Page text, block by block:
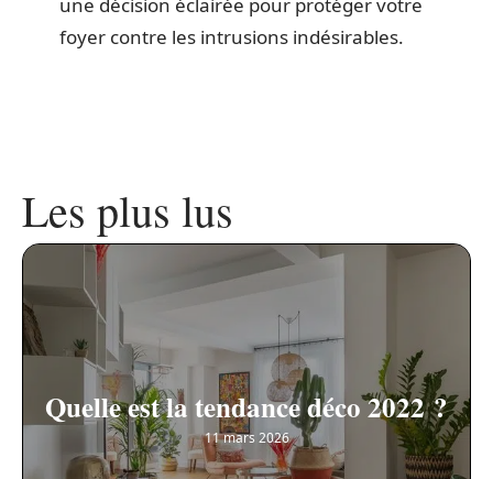
foyer contre les intrusions indésirables.
Les plus lus
Quelle est la tendance déco 2022 ?
11 mars 2026